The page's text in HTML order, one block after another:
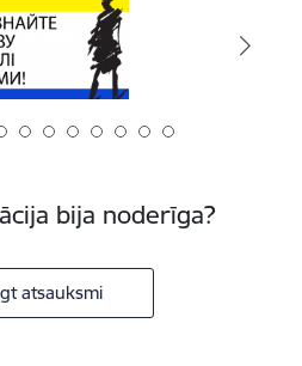
bija noderīga?
atsauksmi